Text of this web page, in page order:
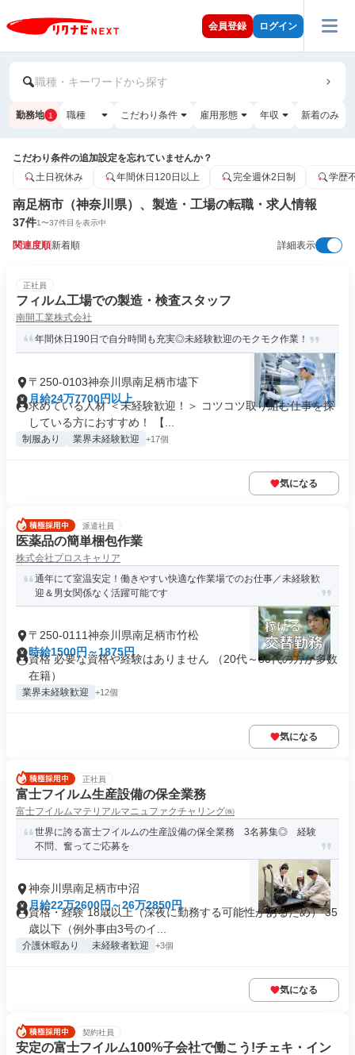
会員登録 ログイン
職種・キーワードから探す
勤務地 1 職種 こだわり条件 雇用形態 年収 新着のみ
こだわり条件の追加設定を忘れていませんか？
土日祝休み
年間休日120日以上 完全週休2日制 学歴
南足柄市（神奈川県）、製造・工場の転職・求人情報
37件1〜37件目を表示中
関連度順新着順 詳細表示
正社員
フィルム工場での製造・検査スタッフ
南開工業株式会社
年間休日190日で自分時間も充実◎未経験歓迎のモクモク作業！
〒250-0103神奈川県南足柄市壗下
月給24万7700円以上
求めている人材 ＜未経験歓迎！＞ コツコツ取り組む仕事を探
している方におすすめ！ 【...
制服あり 業界未経験歓迎 +17個
気になる
派遣社員
医薬品の簡単梱包作業
株式会社プロスキャリア
通年にて室温安定！働きやすい快適な作業場でのお仕事／未経験歓
迎＆男女関係なく活躍可能です
〒250-0111神奈川県南足柄市竹松
時給1500円～1875円
資格 必要な資格や経験はありません （20代～30代の方が多数
在籍）
業界未経験歓迎 +12個
気になる
正社員
富士フイルム生産設備の保全業務
富士フイルムマテリアルマニュファクチャリング㈱
世界に誇る富士フイルムの生産設備の保全業務 3名募集◎ 経験
不問、奮ってご応募を
神奈川県南足柄市中沼
月給22万2600円～26万2850円
資格・経験 18歳以上（深夜に勤務する可能性があるため） 35
歳以下（例外事由3号のイ...
介護休暇あり 未経験者歓迎 +3個
気になる
契約社員
安定の富士フイルム100%子会社で働こう!チェキ・イン